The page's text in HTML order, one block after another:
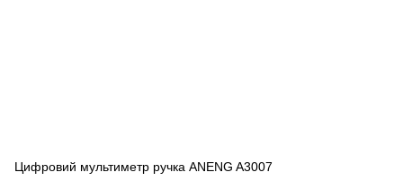
Цифровий мультиметр ручка ANENG A3007